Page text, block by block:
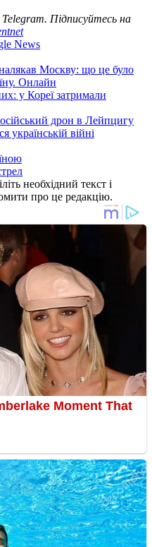
Підписуйтесь на
News
Москву: що це було
Онлайн
у Кореї затримали
дрон в Лейпцигу
українській війні
необхідний текст і
про це редакцію.